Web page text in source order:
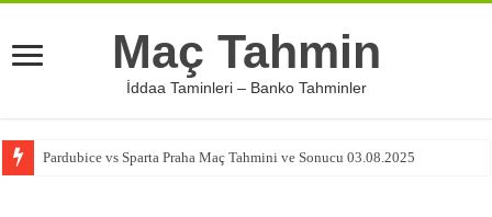
Maç Tahmin
İddaa Taminleri – Banko Tahminler
Pardubice vs Sparta Praha Maç Tahmini ve Sonucu 03.08.2025